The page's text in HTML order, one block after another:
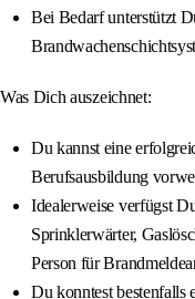
Bei Bedarf unterstützt
Was Dich auszeichnet:
Du kannst eine
Berufsausbildung
Idealerweise verfügst
Sprinklerwärter,
Person für
Du konntest bestenfalls